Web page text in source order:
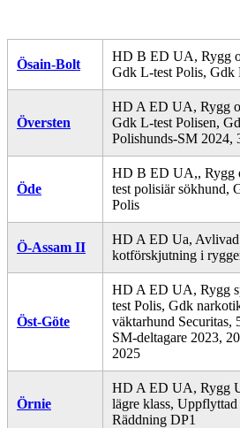
Ösain-Bolt
HD B ED UA, Rygg
Gdk L-test Polis, Gdk
Översten
HD A ED UA, Rygg
Gdk L-test Polisen,
Polishunds-SM 2024,
Öde
HD B ED UA,, Rygg
test polisiär sökhund,
Polis
Ö-Assam II
HD A ED Ua, Avlivad
kotförskjutning i
Öst-Göte
HD A ED UA, Rygg
test Polis, Gdk
väktarhund Securitas,
SM-deltagare 2023,
2025
Örnie
HD A ED UA, Rygg
lägre klass,
Räddning DP1